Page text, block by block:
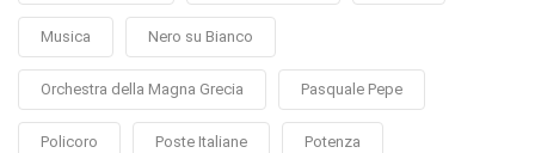
Musica Nero su Bianco
Orchestra della Magna Grecia Pasquale Pepe
Policoro Poste Italiane Potenza